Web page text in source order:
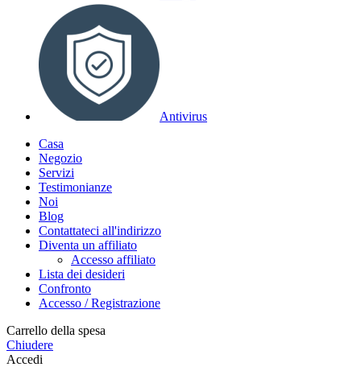
Antivirus
Casa
Negozio
Servizi
Testimonianze
Noi
Blog
Contattateci all'indirizzo
Diventa un affiliato
Accesso affiliato
Lista dei desideri
Confronto
Accesso / Registrazione
Carrello della spesa
Chiudere
Accedi